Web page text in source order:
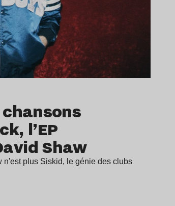
l’EP
Shaw
plus Siskid, le génie des clubs